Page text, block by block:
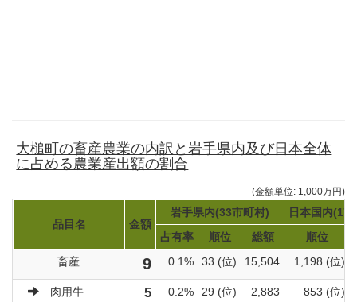
大槌町の畜産農業の内訳と岩手県内及び日本全体
に占める農業産出額の割合
(金額単位: 1,000万円)
品目名 金額
岩手県内(33市町村)
日本国内
占有率
順位 総額
順位
畜産
9 0.1% 33 (位) 15,504 1,198 (位)
肉用牛 5 0.2% 29 (位) 2,883 853 (位)